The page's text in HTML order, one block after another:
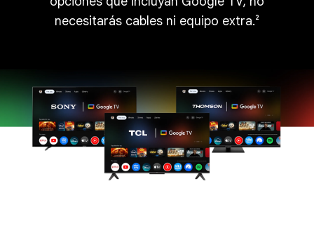
necesitarás cables ni equipo extra.²